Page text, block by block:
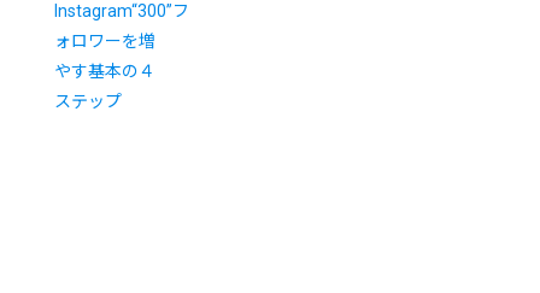
Instagram“300”フ
ォロワーを増
やす基本の４
ステップ